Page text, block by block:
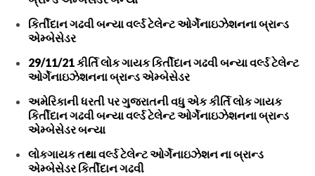
કિર્તીદાન ગઢવી બન્યા વર્લ્ડ ટેલેન્ટ ઓર્ગેનાઇઝેશનના બ્રાન્ડ
એમ્બેસેડર
29/11/21 કીર્તિ લોક ગાયક કિર્તીદાન ગઢવી બન્યા વર્લ્ડ ટેલેન્ટ
ઓર્ગેનાઇઝેશનના બ્રાન્ડ એમ્બેસેડર
અમેરિકાની ધરતી પર ગુજરાતની વધુ એક કીર્તિ લોક ગાયક
કિર્તીદાન ગઢવી બન્યા વર્લ્ડ ટેલેન્ટ ઓર્ગેનાઇઝેશનના બ્રાન્ડ
એમ્બેસેડર બન્યા
લોકગાયક તથા વર્લ્ડ ટેલેન્ટ ઓર્ગેનાઇઝેશન ના બ્રાન્ડ
એમ્બેસેડર કિર્તીદાન ગઢવી